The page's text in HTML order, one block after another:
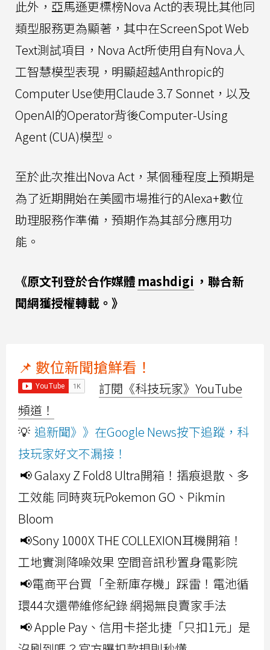
此外，亞馬遜更標榜Nova Act的表現比其他同
類型服務更為顯著，其中在ScreenSpot Web
Text測試項目，Nova Act所使用自有Nova人
工智慧模型表現，明顯超越Anthropic的
Computer Use使用Claude 3.7 Sonnet，以及
OpenAI的Operator背後Computer-Using
Agent (CUA)模型。
至於此次推出Nova Act，某個種程度上預期是
為了近期開始在美國市場推行的Alexa+數位
助理服務作準備，預期作為其部分應用功
能。
《原文刊登於合作媒體 mashdigi ，聯合新
聞網獲授權轉載。》
📌 數位新聞搶鮮看！
訂閱《科技玩家》YouTube
頻道！
💡 追新聞》》在Google News按下追蹤，科
技玩家好文不漏接！
📢 Galaxy Z Fold8 Ultra開箱！摺痕退散、多
工效能 同時爽玩Pokemon GO、Pikmin
Bloom
📢Sony 1000X THE COLLEXION耳機開箱！
工地實測降噪效果 空間音訊秒置身電影院
📢電商平台買「全新庫存機」踩雷！電池循
環44次還帶維修紀錄 網揭無良賣家手法
📢 Apple Pay、信用卡搭北捷「只扣1元」是